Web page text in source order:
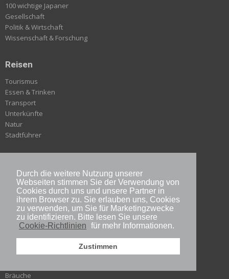
Durch die weitere Nutzung unserer
Webseiten stimmen Sie der Verwendung von
Cookies durch uns und unsere Partner in
ihrem Browser zu. Sie erlauben uns, Cookies
zu verwenden, um Sie für Marketingzwecke
zu identifizieren. Bitte lesen Sie unsere
Cookie-Richtlinien für mehr Informationen.
Zustimmen
100 wichtige Japaner
Gesellschaft
Politik & Wirtschaft
Wissenschaft & Forschung
Reisen
Tourismus
Essen & Trinken
Transport
Unterkünfte
Natur
Stadtführer
Sprache
Gesundheit
Verhalten
Auf nach Japan
Langfristig in Japan
Bräuche